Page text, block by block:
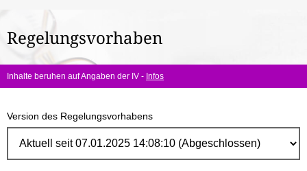
hier:
Regelungsvorhaben
Inhalte beruhen auf Angaben der IV - Infos
Version des Regelungsvorhabens